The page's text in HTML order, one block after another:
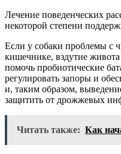
Лечение поведенческих
некоторой степени
Если у собаки проблемы с
кишечнике, вздутие
помочь пробиотические
регулировать запоры и
и, таким образом,
защитить от дрожжевых
Читать также: Как